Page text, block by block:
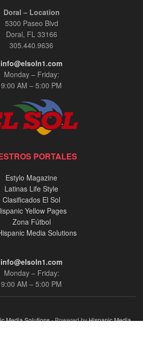
Doral – Location
5300 Paseo Blvd
Doral, FL 33166
305.440.9636
info@elsoln1.com
Monday – Friday:
9:00 AM – 5:00 PM
PORTALES
Estylo Magazine
Latinas Life Style
Clasificados El Sol
Yellow Pages
Zona Fútbol
Media Solutions
info@elsoln1.com
Monday – Friday:
9:00 AM – 5:00 PM
Media Solutions- Powered byHispanic Media,